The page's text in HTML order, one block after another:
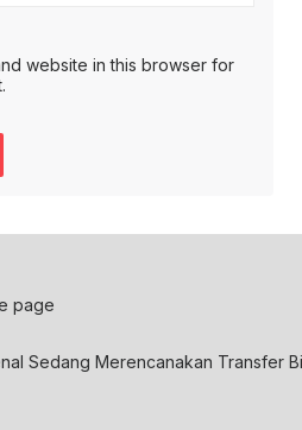
website in this browser for
page
Sedang Merencanakan Transfer